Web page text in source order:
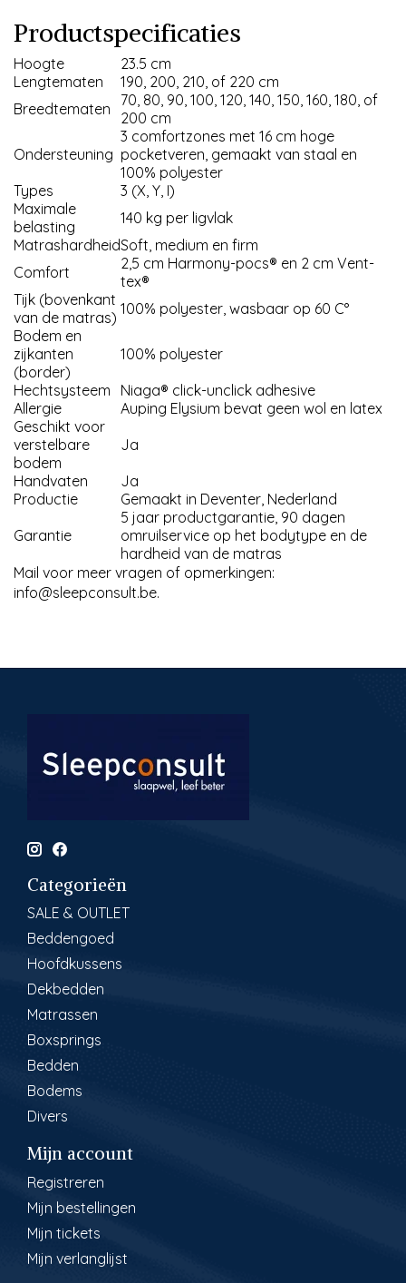
Productspecificaties
Hoogte
23.5 cm
Lengtematen
190, 200, 210, of 220 cm
Breedtematen
70, 80, 90, 100, 120, 140, 150, 160, 180, of
200 cm
Ondersteuning
3 comfortzones met 16 cm hoge
pocketveren, gemaakt van staal en
100% polyester
Types
3 (X, Y, I)
Maximale
belasting
140 kg per ligvlak
MatrashardheidSoft, medium en firm
Comfort
2,5 cm Harmony-pocs® en 2 cm Vent-
tex®
Tijk (bovenkant
van de matras) 100% polyester, wasbaar op 60 C°
Bodem en
zijkanten
(border)
100% polyester
Hechtsysteem
Niaga® click-unclick adhesive
Allergie
Auping Elysium bevat geen wol en latex
Geschikt voor
verstelbare
bodem
Ja
Handvaten
Ja
Productie
Gemaakt in Deventer, Nederland
Garantie
5 jaar productgarantie, 90 dagen
omruilservice op het bodytype en de
hardheid van de matras
Mail voor meer vragen of opmerkingen:
info@sleepconsult.be.
Categorieën
SALE & OUTLET
Beddengoed
Hoofdkussens
Dekbedden
Matrassen
Boxsprings
Bedden
Bodems
Divers
Mijn account
Registreren
Mijn bestellingen
Mijn tickets
Mijn verlanglijst